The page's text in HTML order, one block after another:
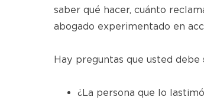
saber qué hacer, cuánto
abogado experimentado en
Hay preguntas que usted debe
¿La persona que lo